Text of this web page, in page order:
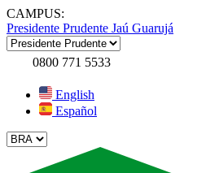
CAMPUS:
Presidente Prudente Jaú Guarujá
0800 771 5533
English
Español